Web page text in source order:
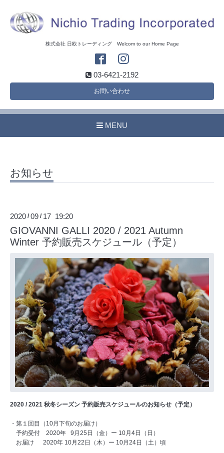
株式会社 日欧トレーディング Welcom to our Home Page
03-6421-2192
お問い合わせ
MENU
お知らせ
2020 /09 / 17 19:20
GIOVANNI GALLI 2020 / 2021 Autumn
Winter 予約販売スケジュール（予定）
2020 / 2021 秋冬シーズン 予約販売スケジュールのお知らせ（予定）
・第１回目（10月下旬のお届け）
予約受付 2020年 9月25日（金）ー 10月4日（日）
お届け 2020年 10月22日（木）ー 10月24日（土）頃